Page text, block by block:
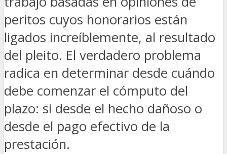
peritos cuyos honorarios están
ligados increíblemente, al resultado
del pleito. El verdadero problema
radica en determinar desde cuándo
debe comenzar el cómputo del
plazo: si desde el hecho dañoso o
desde el pago efectivo de la
prestación.